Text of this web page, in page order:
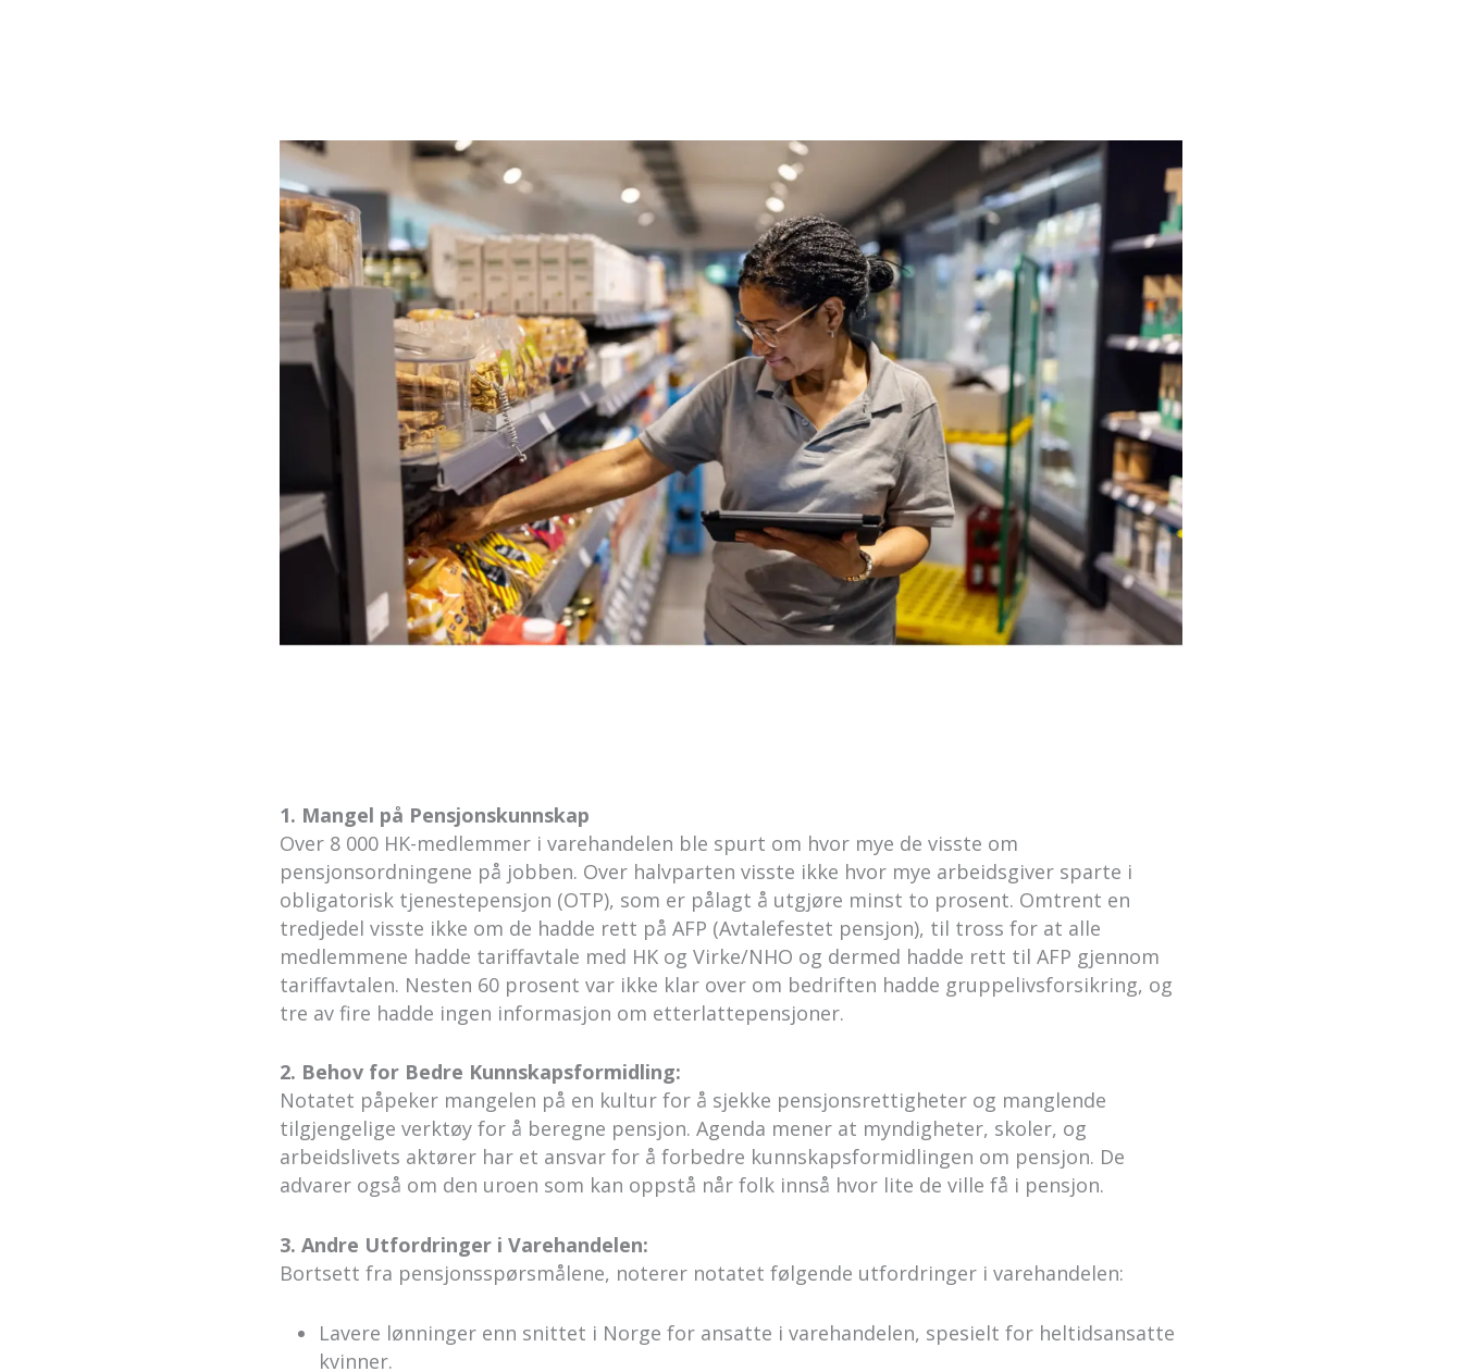
1. Mangel på Pensjonskunnskap
Over 8 000 HK-medlemmer i varehandelen ble spurt om hvor mye de visste om
pensjonsordningene på jobben. Over halvparten visste ikke hvor mye arbeidsgiver sparte i
obligatorisk tjenestepensjon (OTP), som er pålagt å utgjøre minst to prosent. Omtrent en
tredjedel visste ikke om de hadde rett på AFP (Avtalefestet pensjon), til tross for at alle
medlemmene hadde tariffavtale med HK og Virke/NHO og dermed hadde rett til AFP gjennom
tariffavtalen. Nesten 60 prosent var ikke klar over om bedriften hadde gruppelivsforsikring, og
tre av fire hadde ingen informasjon om etterlattepensjoner.
2. Behov for Bedre Kunnskapsformidling:
Notatet påpeker mangelen på en kultur for å sjekke pensjonsrettigheter og manglende
tilgjengelige verktøy for å beregne pensjon. Agenda mener at myndigheter, skoler, og
arbeidslivets aktører har et ansvar for å forbedre kunnskapsformidlingen om pensjon. De
advarer også om den uroen som kan oppstå når folk innså hvor lite de ville få i pensjon.
3. Andre Utfordringer i Varehandelen:
Bortsett fra pensjonsspørsmålene, noterer notatet følgende utfordringer i varehandelen:
Lavere lønninger enn snittet i Norge for ansatte i varehandelen, spesielt for heltidsansatte
kvinner.